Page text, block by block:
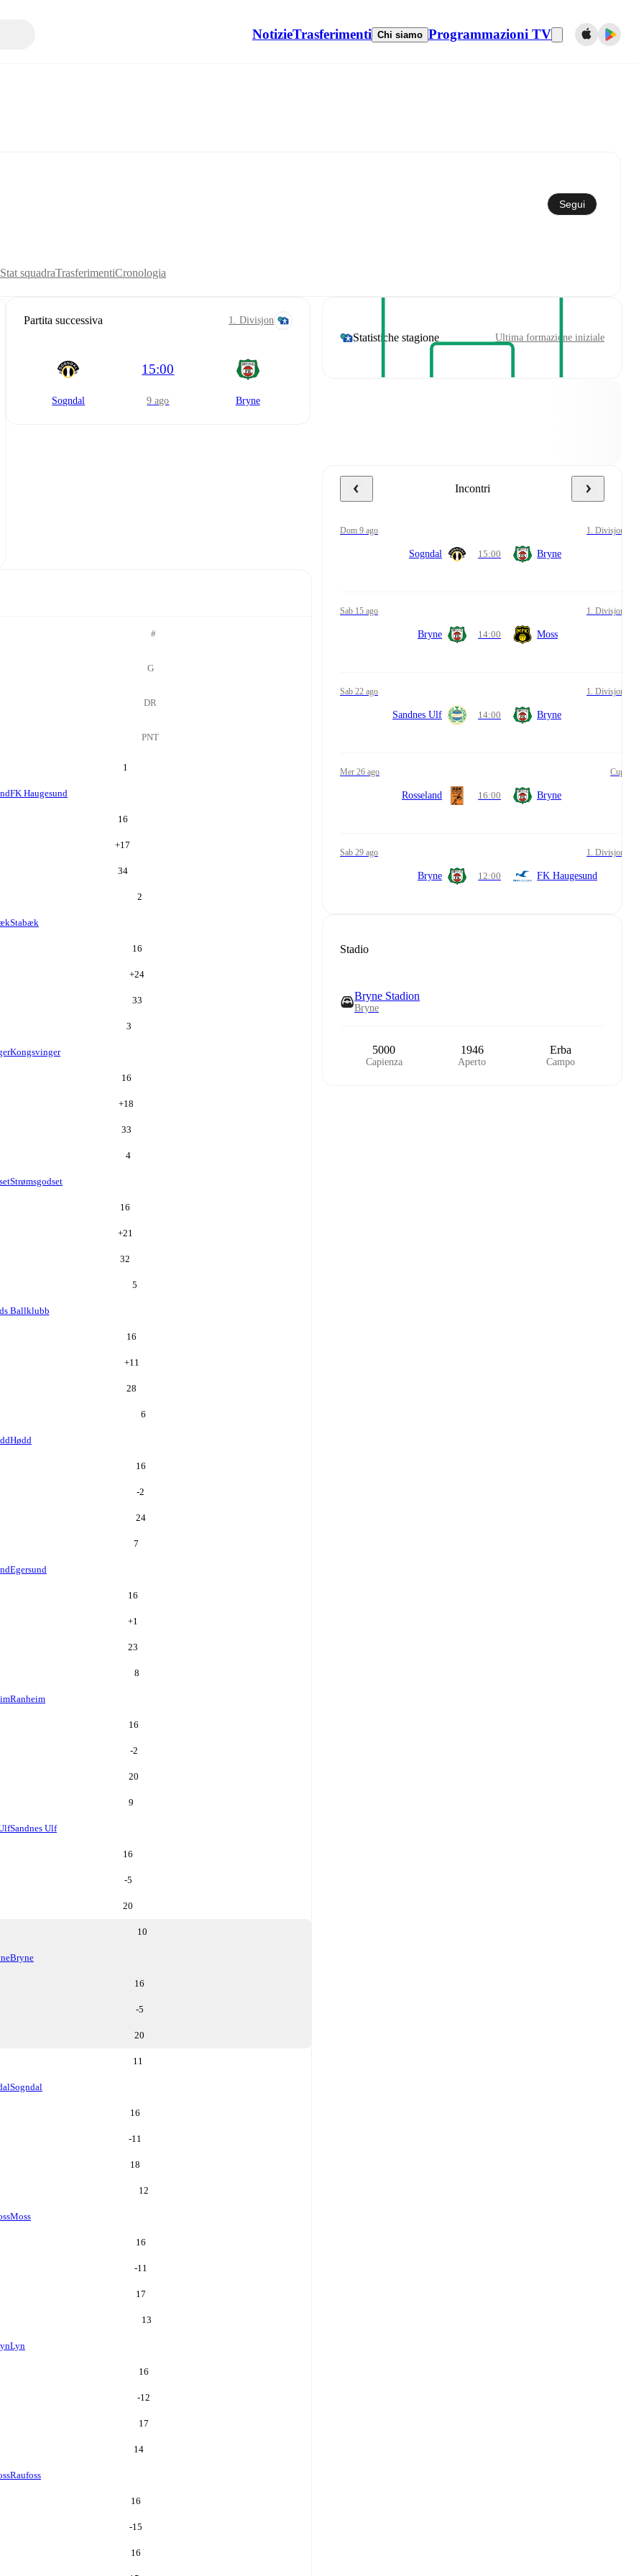
NotizieTrasferimenti Chi siamo Programmazioni TV
Segui
Stat squadraTrasferimentiCronologia
Partita successiva 1. Divisjon
Sogndal
15:00
9 ago Bryne
#
G
DR
PNT
1
FK Haugesund
16
+17
34
2
Stabæk
16
+24
33
3
Kongsvinger
16
+18
33
4
Strømsgodset
16
+21
32
5
Ballklubb
16
+11
28
6
Hødd
16
-2
24
7
Egersund
16
+1
23
8
Ranheim
16
-2
20
9
Sandnes Ulf
16
-5
20
10
Bryne
16
-5
20
11
Sogndal
16
-11
18
12
Moss
16
-11
17
13
Lyn
16
-12
17
14
Raufoss
16
-15
16
Statistiche stagione Ultima formazione iniziale
Incontri
dom 9 ago 1. Divisjon
Sogndal 15:00 Bryne
sab 15 ago 1. Divisjon
Bryne 14:00 Moss
sab 22 ago 1. Divisjon
Sandnes Ulf 14:00 Bryne
mer 26 ago Cup
Rosseland 16:00 Bryne
sab 29 ago 1. Divisjon
Bryne 12:00 FK Haugesund
Stadio
Bryne Stadion
Bryne
5000
Capienza
1946
Aperto
Erba
Campo